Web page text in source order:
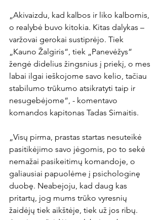
„Akivaizdu, kad kalbos ir liko kalbomis,
o realybė buvo kitokia. Kitas dalykas –
varžovai gerokai sustiprėjo. Tiek
„Kauno Žalgiris“, tiek „Panevėžys“
žengė didelius žingsnius į priekį, o mes
labai ilgai ieškojome savo kelio, tačiau
stabilumo trūkumo atsikratyti taip ir
nesugebėjome“, - komentavo
komandos kapitonas Tadas Simaitis.
„Visų pirma, prastas startas nesuteikė
pasitikėjimo savo jėgomis, po to sekė
nemažai pasikeitimų komandoje, o
galiausiai papuolėme į psichologinę
duobę. Neabejoju, kad daug kas
pritartų, jog mums trūko vyresnių
žaidėjų tiek aikštėje, tiek už jos ribų.